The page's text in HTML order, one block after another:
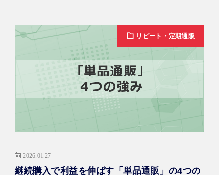
リピート・定期通販
2026.01.27
継続購入で利益を伸ばす「単品通販」の4つの